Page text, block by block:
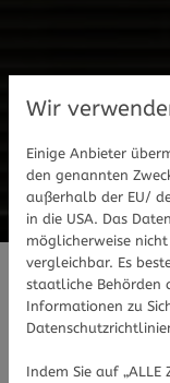
Ihre Kur-
Wir freuen
Wir
Einige Anbieter
den genannten
außerhalb der EU/
in die USA. Das
möglicherweise
vergleichbar. Es
staatliche Behörden
Informationen zu
Indem Sie auf „ALLE